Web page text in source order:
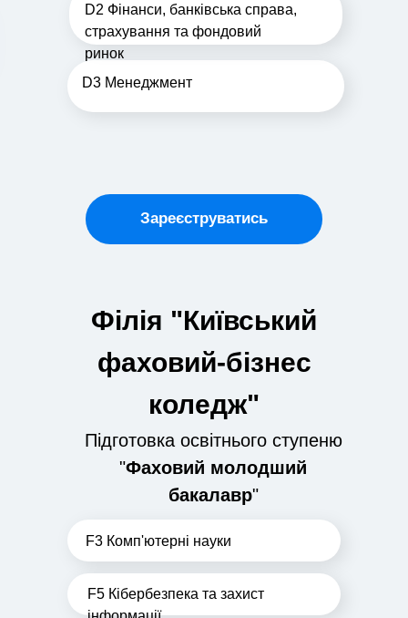
D3 Менеджмент
D2 Фінанси, банківська справа,
страхування та фондовий
ринок
Зареєструватись
Філія "Київський
фаховий-бізнес
коледж"
Підготовка освітнього ступеню
"Фаховий молодший
бакалавр"
F3 Комп'ютерні науки
F5 Кібербезпека та захист